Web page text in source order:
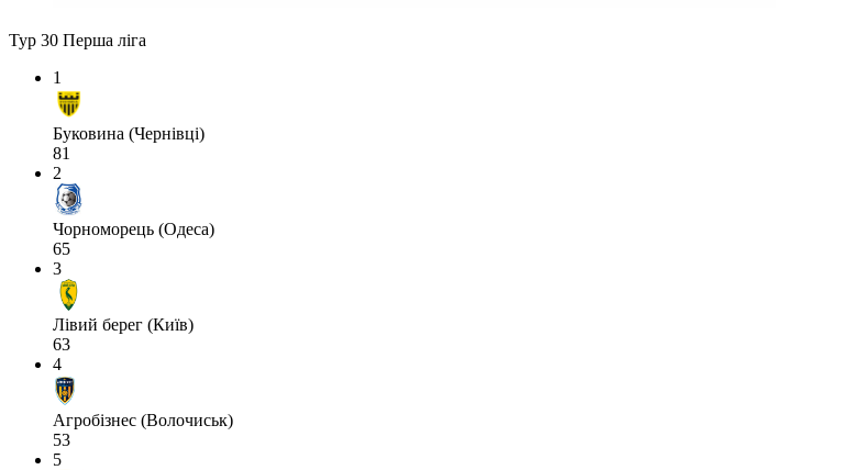
Тур 30 Перша ліга
1
Буковина (Чернівці)
81
2
Чорноморець (Одеса)
65
3
Лівий берег (Київ)
63
4
Агробізнес (Волочиськ)
53
5